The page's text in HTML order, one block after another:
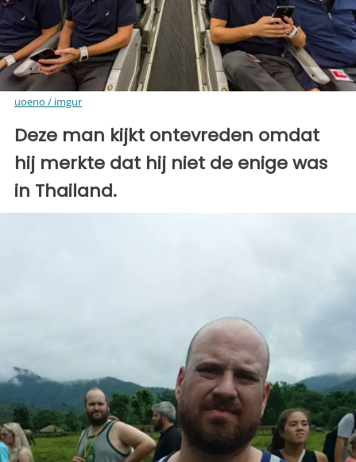
uoeno / imgur
Deze man kijkt ontevreden omdat
hij merkte dat hij niet de enige was
in Thailand.